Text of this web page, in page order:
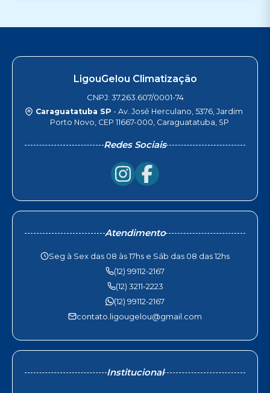
LigouGelou Climatização
CNPJ: 37.263.607/0001-74
Caraguatatuba SP - Av. José Herculano, 5376, Jardim
Porto Novo, CEP 11667-000, Caraguatatuba, SP
Redes Sociais
Atendimento
Seg à Sex das 08 às 17hs e Sáb das 08 das 12hs
(12) 99112-2167
(12) 3211-2223
(12) 99112-2167
contato.ligougelou@gmail.com
Institucional